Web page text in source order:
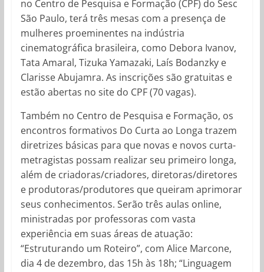
no Centro de Pesquisa e Formação (CPF) do Sesc
São Paulo, terá três mesas com a presença de
mulheres proeminentes na indústria
cinematográfica brasileira, como Debora Ivanov,
Tata Amaral, Tizuka Yamazaki, Laís Bodanzky e
Clarisse Abujamra. As inscrições são gratuitas e
estão abertas no site do CPF (70 vagas).
Também no Centro de Pesquisa e Formação, os
encontros formativos Do Curta ao Longa trazem
diretrizes básicas para que novas e novos curta-
metragistas possam realizar seu primeiro longa,
além de criadoras/criadores, diretoras/diretores
e produtoras/produtores que queiram aprimorar
seus conhecimentos. Serão três aulas online,
ministradas por professoras com vasta
experiência em suas áreas de atuação:
“Estruturando um Roteiro”, com Alice Marcone,
dia 4 de dezembro, das 15h às 18h; “Linguagem